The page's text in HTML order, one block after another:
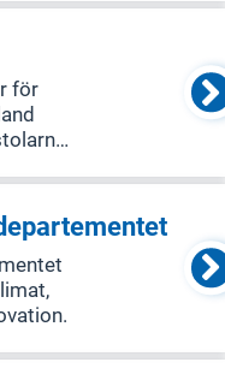
för